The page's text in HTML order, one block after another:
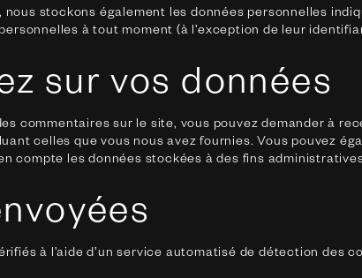
stockons également les données personnelles
à tout moment (à l’exception de leur
sur vos données
commentaires sur le site, vous pouvez demander à
celles que vous nous avez fournies. Vous pouvez
compte les données stockées à des fins
à l’aide d’un service automatisé de détection des